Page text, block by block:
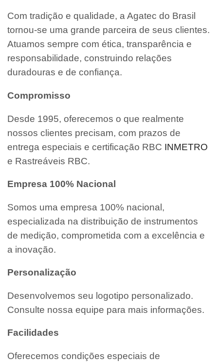
Com tradição e qualidade, a Agatec do Brasil
tornou-se uma grande parceira de seus clientes.
Atuamos sempre com ética, transparência e
responsabilidade, construindo relações
duradouras e de confiança.
Compromisso
Desde 1995, oferecemos o que realmente
nossos clientes precisam, com prazos de
entrega especiais e certificação RBC INMETRO
e Rastreáveis RBC.
Empresa 100% Nacional
Somos uma empresa 100% nacional,
especializada na distribuição de instrumentos
de medição, comprometida com a excelência e
a inovação.
Personalização
Desenvolvemos seu logotipo personalizado.
Consulte nossa equipe para mais informações.
Facilidades
Oferecemos condições especiais de